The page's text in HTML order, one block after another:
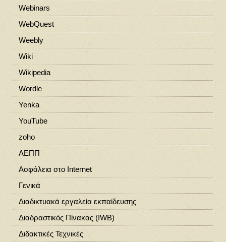
Webinars
WebQuest
Weebly
Wiki
Wikipedia
Wordle
Yenka
YouTube
zoho
ΑΕΠΠ
Ασφάλεια στο Ιnternet
Γενικά
Διαδικτυακά εργαλεία εκπαίδευσης
Διαδραστικός Πίνακας (IWB)
Διδακτικές Τεχνικές